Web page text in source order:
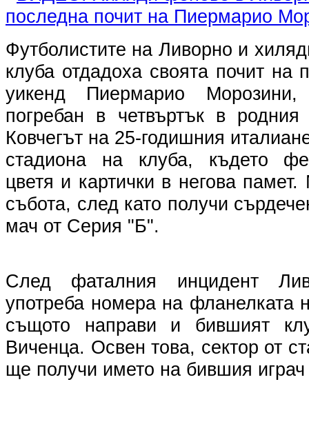
Футболистите на Ливорно и
клуба отдадоха своята почит на
уикенд Пиермарио
погребан в четвъртък в
Ковчегът на 25-годишния
стадиона на клуба, където
цветя и картички в негова
събота, след като получи
мач от Серия "Б".
След фаталния инцидент
употреба номера на фланелката
същото направи и бившият
Виченца. Освен това, сектор от
ще получи името на бившия